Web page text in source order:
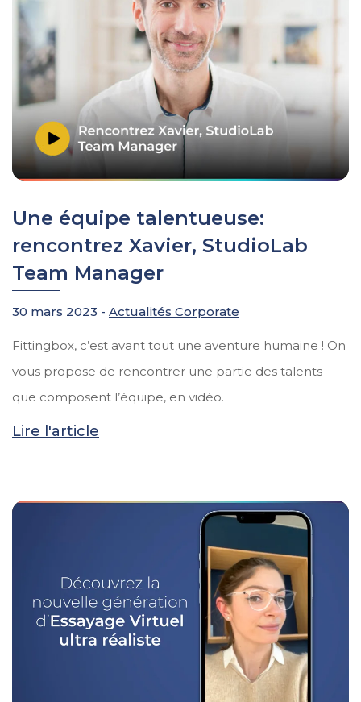
Une équipe talentueuse:
rencontrez Xavier, StudioLab
Team Manager
30 mars 2023 - Actualités Corporate
Fittingbox, c’est avant tout une aventure humaine ! On
vous propose de rencontrer une partie des talents
que composent l’équipe, en vidéo.
Lire l'article